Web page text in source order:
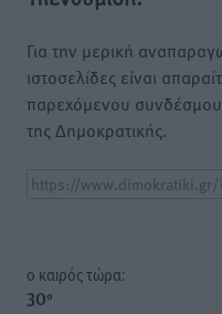
Για την μερική
ιστοσελίδες είναι
παρεχόμενου
της Δημοκρατικής.
o καιρός τώρα:
30°